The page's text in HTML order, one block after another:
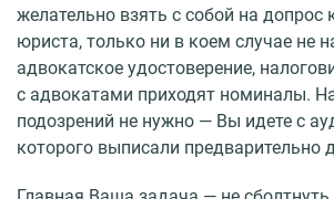
желательно взять с собой на допрос
юриста, только ни в коем случае не
адвокатское удостоверение,
с адвокатами приходят номиналы.
подозрений не нужно — Вы идете с
которого выписали предварительно